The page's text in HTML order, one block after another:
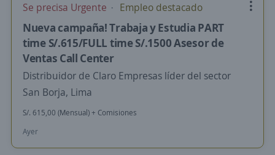
Se precisa Urgente Empleo destacado
Nueva campaña! Trabaja y Estudia PART
time S/.615/FULL time S/.1500 Asesor de
Ventas Call Center
Distribuidor de Claro Empresas líder del sector
San Borja, Lima
S/. 615,00 (Mensual) + Comisiones
Ayer